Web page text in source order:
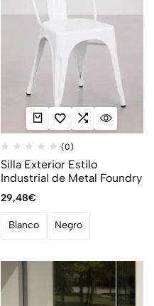
(0)
Silla Exterior Estilo
Industrial de Metal Foundry
29,48€
Blanco Negro